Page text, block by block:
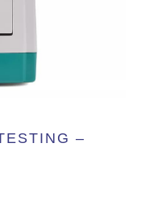
–